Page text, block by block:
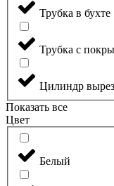
Трубка в бухте
Трубка с
Цилиндр
Показать все
Цвет
Белый